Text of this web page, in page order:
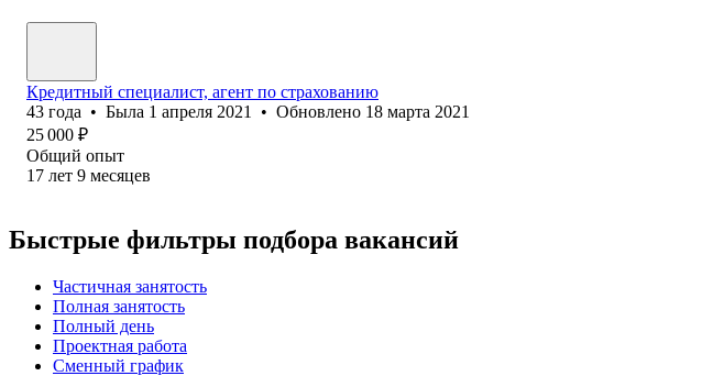
Кредитный специалист, агент по страхованию
43 года • Была 1 апреля 2021 • Обновлено 18 марта 2021
25 000 ₽
Общий опыт
17 лет 9 месяцев
Быстрые фильтры подбора вакансий
Частичная занятость
Полная занятость
Полный день
Проектная работа
Сменный график